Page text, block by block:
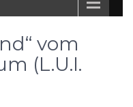
vom
(L.U.I.